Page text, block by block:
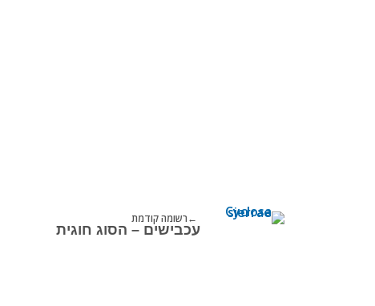
רשומה קודמת
עכבישים – הסוג חוגית